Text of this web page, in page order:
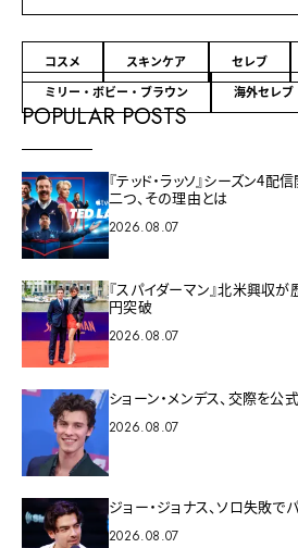
コスメ スキンケア セレブ
ミリー・ボビー・ブラウン
海外セレブ
POPULAR POSTS
『テッド・ラッソ』シーズン4
二つ、その理由とは
2026.08.07
『スパイダーマン』北米興
円突破
2026.08.07
ショーン・メンデス、交際を
2026.08.07
ジョー・ジョナス、ソロ失敗
2026.08.07